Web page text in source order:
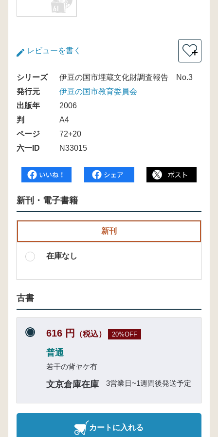
レビューを書く ＋
シリーズ
伊豆の国市埋蔵文化財調査報告 No.3
発行元
伊豆の国市教育委員会
出版年
2006
判
A4
ページ
72+20
六一ID
N33015
新刊・電子書籍
新刊
在庫なし
古書
616 円 （税込） 20%OFF
普通
若干の背ヤケ有
文京倉庫在庫 3営業日~1週間後発送予定
カートに入れる